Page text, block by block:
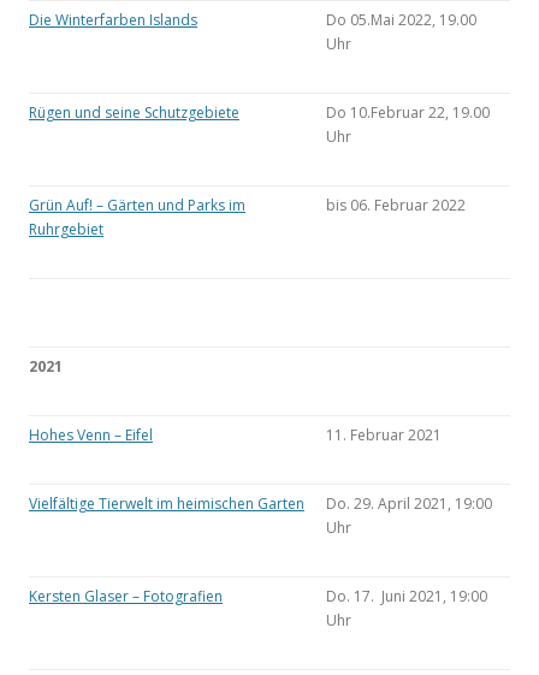
Die Winterfarben Islands
Do 05.Mai 2022, 19.00
Uhr
Rügen und seine Schutzgebiete
Do 10.Februar 22, 19.00
Uhr
Grün Auf! – Gärten und Parks im
Ruhrgebiet
bis 06. Februar 2022
2021
Hohes Venn – Eifel 11. Februar 2021
Vielfältige Tierwelt im heimischen Garten
Do. 29. April 2021, 19:00
Uhr
Kersten Glaser – Fotografien
Do. 17. Juni 2021, 19:00
Uhr